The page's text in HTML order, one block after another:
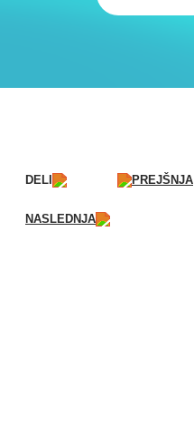
DELI PREJŠNJA
NASLEDNJA